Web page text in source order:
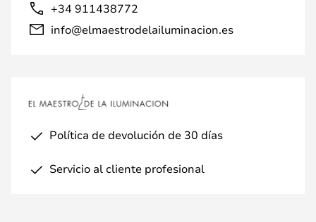
+34 911438772
info@elmaestrodelailuminacion.es
Política de devolución de 30 días
Servicio al cliente profesional